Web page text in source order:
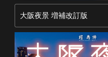
大阪夜景 増補改訂版